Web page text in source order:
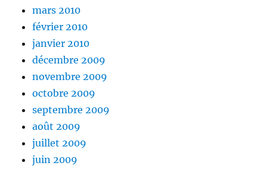
mars 2010
février 2010
janvier 2010
décembre 2009
novembre 2009
octobre 2009
septembre 2009
août 2009
juillet 2009
juin 2009